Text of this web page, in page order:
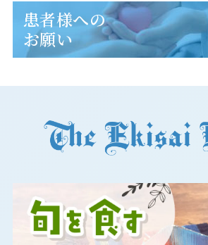
患者様への
お願い